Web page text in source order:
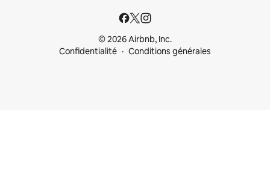
© 2026 Airbnb, Inc.
Confidentialité
Conditions générales